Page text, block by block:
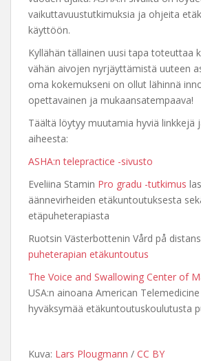
vaikuttavuustutkimuksia ja ohjeita
käyttöön.
Kyllähän tällainen uusi tapa toteuttaa
vähän aivojen nyrjäyttämistä uuteen
oma kokemukseni on ollut lähinnä
opettavainen ja mukaansatempaava!
Täältä löytyy muutamia hyviä linkkejä
aiheesta:
ASHA:n telepractice -sivusto
Eveliina Stamin Pro gradu -tutkimus
äännevirheiden etäkuntoutuksesta
etäpuheterapiasta
Ruotsin Västerbottenin Vård på
puheterapian etäkuntoutus
The Voice and Swallowing Center of
USA:n ainoana American
hyväksymää etäkuntoutuskoulutusta
Kuva: Lars Plougmann / CC BY